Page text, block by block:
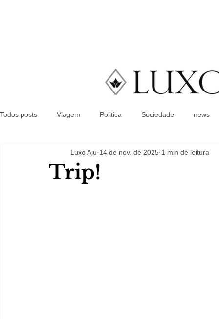
Todos posts Viagem Politica Sociedade news
Trip!
Luxo Aju 14 de nov. de 2025 1 min de leitura